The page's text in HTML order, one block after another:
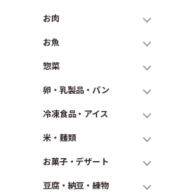
お肉
お魚
惣菜
卵・乳製品・パン
冷凍食品・アイス
米・麺類
お菓子・デザート
豆腐・納豆・練物